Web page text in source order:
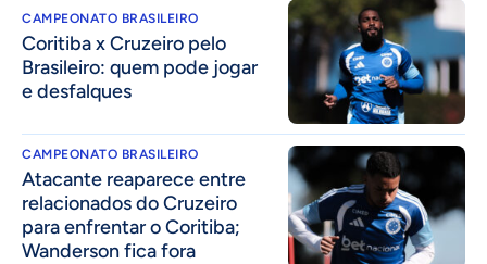
CAMPEONATO BRASILEIRO
Coritiba x Cruzeiro pelo
Brasileiro: quem pode jogar
e desfalques
CAMPEONATO BRASILEIRO
Atacante reaparece entre
relacionados do Cruzeiro
para enfrentar o Coritiba;
Wanderson fica fora